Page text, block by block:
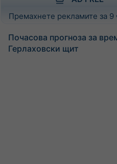
Премахнете рекламите за
Почасова прогноза за
Герлаховски щит